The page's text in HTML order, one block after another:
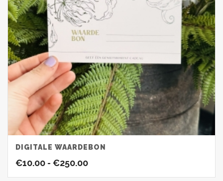
DIGITALE WAARDEBON
€10.00 - €250.00Prijsklasse:
€10.00